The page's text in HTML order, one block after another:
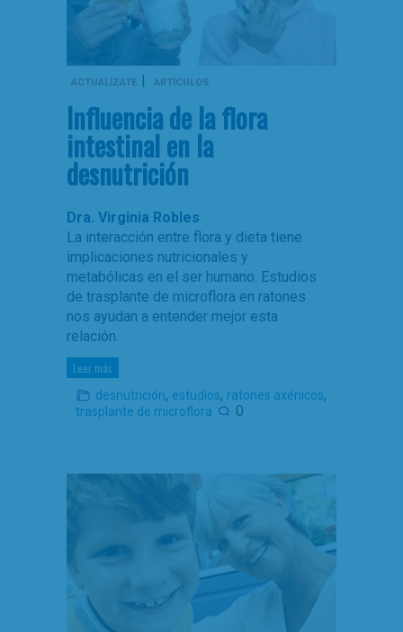
ACTUALÍZATE | ARTÍCULOS
Influencia de la flora
intestinal en la
desnutrición
Dra. Virginia Robles
La interacción entre flora y dieta tiene
implicaciones nutricionales y
metabólicas en el ser humano. Estudios
de trasplante de microflora en ratones
nos ayudan a entender mejor esta
relación.
Leer más
desnutrición, estudios, ratones axénicos,
trasplante de microflora 0